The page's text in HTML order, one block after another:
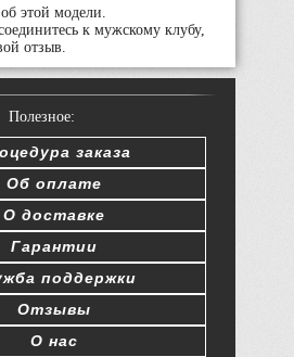
этой модели.
к мужскому клубу,
отзыв.
Полезное:
заказа
Об оплате
О доставке
Гарантии
поддержки
Отзывы
О нас